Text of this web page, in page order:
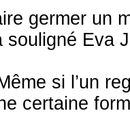
germer un
souligné Eva
si l’un
certaine